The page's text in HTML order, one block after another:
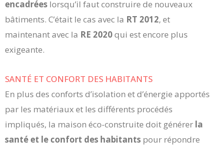
encadrées lorsqu’il faut construire de nouveaux
bâtiments. C’était le cas avec la RT 2012, et
maintenant avec la RE 2020qui est encore plus
exigeante.
SANTÉ ET CONFORT DES HABITANTS
En plus des conforts d’isolation et d’énergie apportés
par les matériaux et les différents procédés
impliqués, la maison éco-construite doit générer la
santé et le confort des habitants pour répondre